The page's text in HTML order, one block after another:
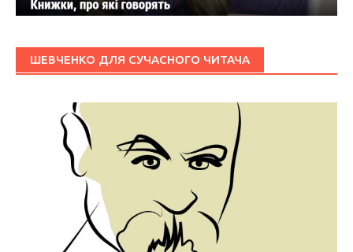
ШЕВЧЕНКО ДЛЯ СУЧАСНОГО ЧИТАЧА